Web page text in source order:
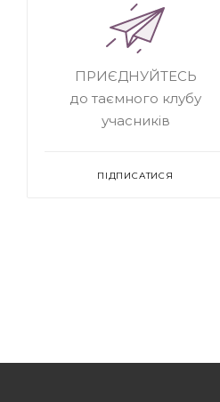
ПРИЄДНУЙТЕСЬ
до таємного клубу
учасників
ПІДПИСАТИСЯ